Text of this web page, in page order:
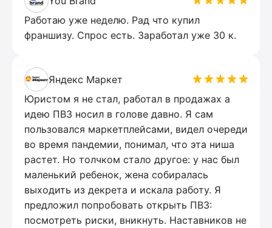
Работаю уже неделю. Рад что купил
франшизу. Спрос есть. Заработал уже 30 к.
Яндекс Маркет
Юристом я не стал, работал в продажах а
идею ПВЗ носил в голове давно. Я сам
пользовался маркетплейсами, видел очереди
во время пандемии, понимал, что эта ниша
растет. Но толчком стало другое: у нас был
маленький ребенок, жена собиралась
выходить из декрета и искала работу. Я
предложил попробовать открыть ПВЗ:
посмотреть риски, вникнуть. Наставников не